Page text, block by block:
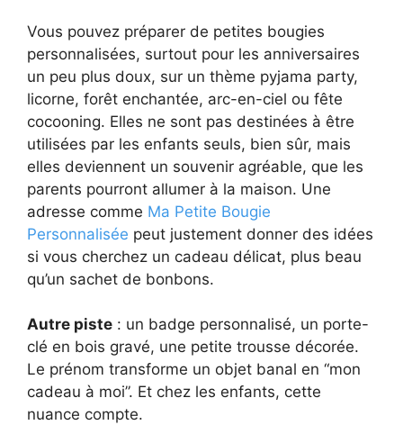
Vous pouvez préparer de petites bougies
personnalisées, surtout pour les anniversaires
un peu plus doux, sur un thème pyjama party,
licorne, forêt enchantée, arc-en-ciel ou fête
cocooning. Elles ne sont pas destinées à être
utilisées par les enfants seuls, bien sûr, mais
elles deviennent un souvenir agréable, que les
parents pourront allumer à la maison. Une
adresse comme Ma Petite Bougie
Personnalisée peut justement donner des idées
si vous cherchez un cadeau délicat, plus beau
qu’un sachet de bonbons.
Autre piste : un badge personnalisé, un porte-
clé en bois gravé, une petite trousse décorée.
Le prénom transforme un objet banal en “mon
cadeau à moi”. Et chez les enfants, cette
nuance compte.